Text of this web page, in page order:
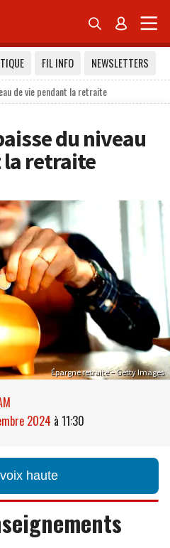
 
FIL INFO
NEWSLETTERS
de vie pendant la retraite
du niveau
la retraite
Épargne retraite – Getty Images
2024 à 11:30
haute